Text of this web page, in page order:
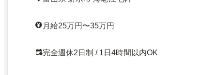
月給25万円〜35万円
完全週休2日制 / 1日4時間以内OK